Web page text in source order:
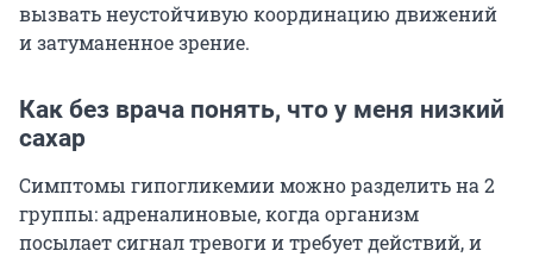
вызвать неустойчивую координацию движений
и затуманенное зрение.
Как без врача понять, что у меня низкий
сахар
Симптомы гипогликемии можно разделить на 2
группы: адреналиновые, когда организм
посылает сигнал тревоги и требует действий, и